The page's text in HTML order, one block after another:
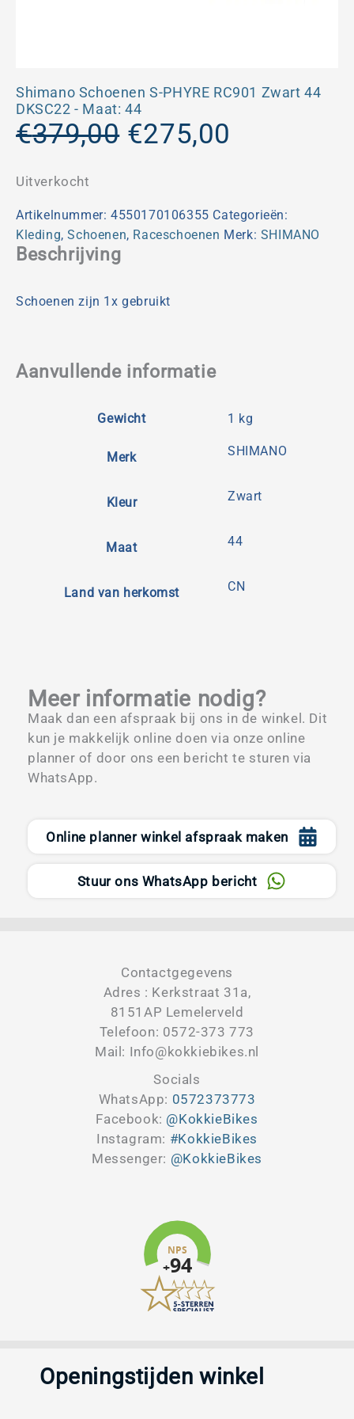
Shimano Schoenen S-PHYRE RC901 Zwart 44
DKSC22 - Maat: 44
€379,00 Oorspronkelijke
prijs
€275,00
Uitverkocht
Artikelnummer: 4550170106355 Categorieën:
Kleding,Schoenen, Raceschoenen Merk: SHIMANO
Beschrijving
Schoenen zijn 1x gebruikt
Aanvullende informatie
Gewicht 1 kg
Merk SHIMANO
Kleur Zwart
Maat 44
Land van herkomst CN
Meer informatie nodig?
Maak dan een afspraak bij ons in de winkel. Dit
kun je makkelijk online doen via onze online
planner of door ons een bericht te sturen via
WhatsApp.
Online planner winkel afspraak maken
Stuur ons WhatsApp bericht
Contactgegevens
Adres : Kerkstraat 31a,
8151AP Lemelerveld
Telefoon: 0572-373 773
Mail: Info@kokkiebikes.nl
Socials
WhatsApp: 0572373773
Facebook: @KokkieBikes
Instagram: #KokkieBikes
Messenger: @KokkieBikes
Openingstijden winkel